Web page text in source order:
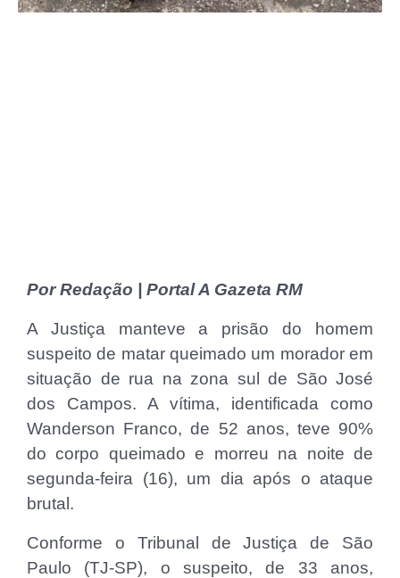
Por Redação | Portal A Gazeta RM
A Justiça manteve a prisão do homem
suspeito de matar queimado um morador em
situação de rua na zona sul de São José
dos Campos. A vítima, identificada como
Wanderson Franco, de 52 anos, teve 90%
do corpo queimado e morreu na noite de
segunda-feira (16), um dia após o ataque
brutal.
Conforme o Tribunal de Justiça de São
Paulo (TJ-SP), o suspeito, de 33 anos,